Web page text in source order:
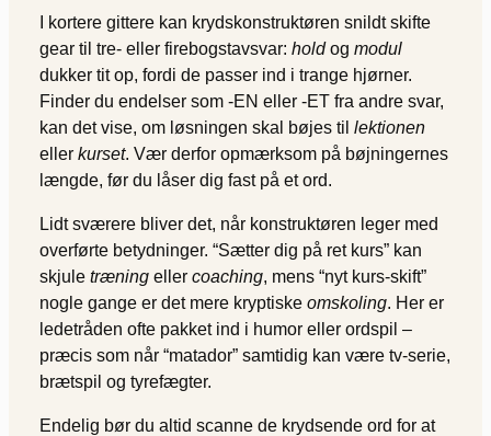
I kortere gittere kan krydskonstruktøren snildt skifte
gear til tre- eller firebogstavsvar: holdog modul
dukker tit op, fordi de passer ind i trange hjørner.
Finder du endelser som ‑EN eller ‑ET fra andre svar,
kan det vise, om løsningen skal bøjes til lektionen
eller kurset. Vær derfor opmærksom på bøjningernes
længde, før du låser dig fast på et ord.
Lidt sværere bliver det, når konstruktøren leger med
overførte betydninger. “Sætter dig på ret kurs” kan
skjule træning eller coaching, mens “nyt kurs-skift”
nogle gange er det mere kryptiske omskoling. Her er
ledetråden ofte pakket ind i humor eller ordspil –
præcis som når “matador” samtidig kan være tv-serie,
brætspil og tyrefægter.
Endelig bør du altid scanne de krydsende ord for at